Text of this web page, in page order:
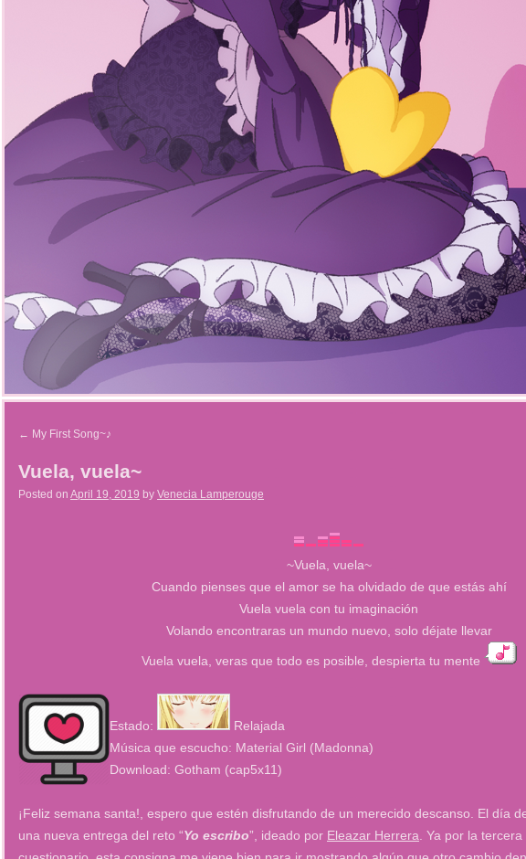
← My First Song~♪
Vuela, vuela~
Posted on April 19, 2019 by Venecia Lamperouge
~Vuela, vuela~
Cuando pienses que el amor se ha olvidado de que estás ahí
Vuela vuela con tu imaginación
Volando encontraras un mundo nuevo, solo déjate llevar
Vuela vuela, veras que todo es posible, despierta tu mente
Estado:
Relajada
Música que escucho: Material Girl (Madonna)
Download: Gotham (cap5x11)
¡Feliz semana santa!, espero que estén disfrutando de un merecido descanso. El día
una nueva entrega del reto “Yo escribo”, ideado por Eleazar Herrera . Ya por la